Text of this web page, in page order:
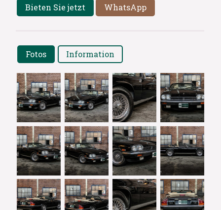
Bieten Sie jetzt WhatsApp
Fotos Information